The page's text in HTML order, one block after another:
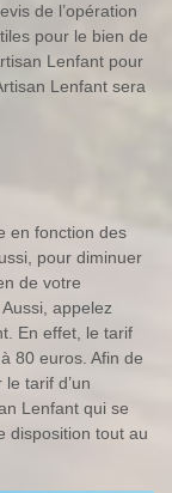
de l’opération
pour le bien de
Lenfant pour
Lenfant sera
en fonction des
pour diminuer
de votre
appelez
En effet, le tarif
80 euros. Afin de
tarif d’un
Lenfant qui se
disposition tout au